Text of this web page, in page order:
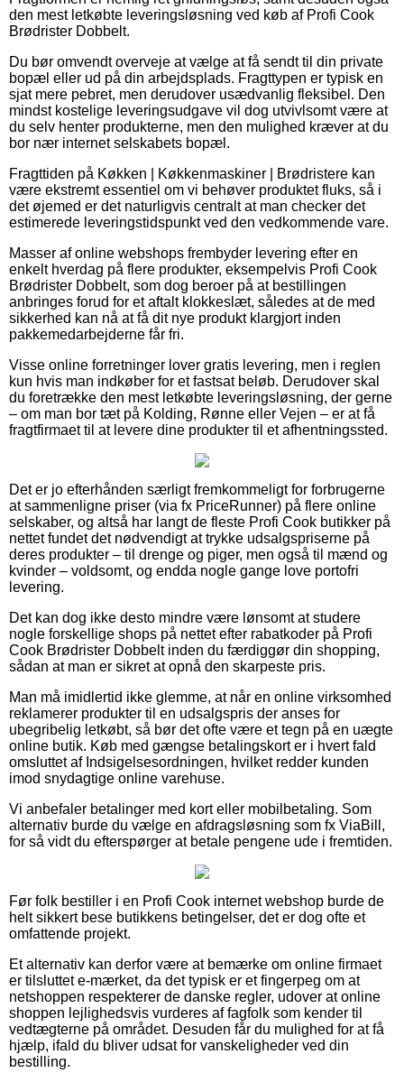
den mest letkøbte leveringsløsning ved køb af Profi Cook
Brødrister Dobbelt.
Du bør omvendt overveje at vælge at få sendt til din private
bopæl eller ud på din arbejdsplads. Fragttypen er typisk en
sjat mere pebret, men derudover usædvanlig fleksibel. Den
mindst kostelige leveringsudgave vil dog utvivlsomt være at
du selv henter produkterne, men den mulighed kræver at du
bor nær internet selskabets bopæl.
Fragttiden på Køkken | Køkkenmaskiner | Brødristere kan
være ekstremt essentiel om vi behøver produktet fluks, så i
det øjemed er det naturligvis centralt at man checker det
estimerede leveringstidspunkt ved den vedkommende vare.
Masser af online webshops frembyder levering efter en
enkelt hverdag på flere produkter, eksempelvis Profi Cook
Brødrister Dobbelt, som dog beroer på at bestillingen
anbringes forud for et aftalt klokkeslæt, således at de med
sikkerhed kan nå at få dit nye produkt klargjort inden
pakkemedarbejderne får fri.
Visse online forretninger lover gratis levering, men i reglen
kun hvis man indkøber for et fastsat beløb. Derudover skal
du foretrække den mest letkøbte leveringsløsning, der gerne
– om man bor tæt på Kolding, Rønne eller Vejen – er at få
fragtfirmaet til at levere dine produkter til et afhentningssted.
Det er jo efterhånden særligt fremkommeligt for forbrugerne
at sammenligne priser (via fx PriceRunner) på flere online
selskaber, og altså har langt de fleste Profi Cook butikker på
nettet fundet det nødvendigt at trykke udsalgspriserne på
deres produkter – til drenge og piger, men også til mænd og
kvinder – voldsomt, og endda nogle gange love portofri
levering.
Det kan dog ikke desto mindre være lønsomt at studere
nogle forskellige shops på nettet efter rabatkoder på Profi
Cook Brødrister Dobbelt inden du færdiggør din shopping,
sådan at man er sikret at opnå den skarpeste pris.
Man må imidlertid ikke glemme, at når en online virksomhed
reklamerer produkter til en udsalgspris der anses for
ubegribelig letkøbt, så bør det ofte være et tegn på en uægte
online butik. Køb med gængse betalingskort er i hvert fald
omsluttet af Indsigelsesordningen, hvilket redder kunden
imod snydagtige online varehuse.
Vi anbefaler betalinger med kort eller mobilbetaling. Som
alternativ burde du vælge en afdragsløsning som fx ViaBill,
for så vidt du efterspørger at betale pengene ude i fremtiden.
Før folk bestiller i en Profi Cook internet webshop burde de
helt sikkert bese butikkens betingelser, det er dog ofte et
omfattende projekt.
Et alternativ kan derfor være at bemærke om online firmaet
er tilsluttet e-mærket, da det typisk er et fingerpeg om at
netshoppen respekterer de danske regler, udover at online
shoppen lejlighedsvis vurderes af fagfolk som kender til
vedtægterne på området. Desuden får du mulighed for at få
hjælp, ifald du bliver udsat for vanskeligheder ved din
bestilling.